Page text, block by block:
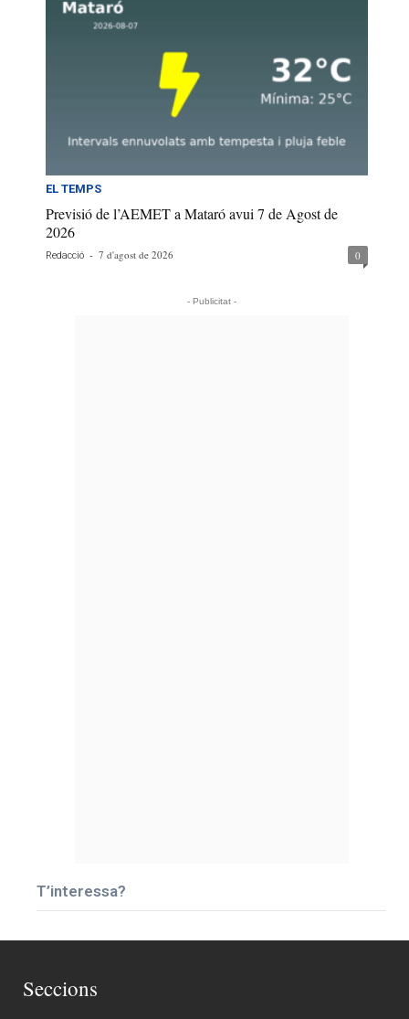
EL TEMPS
Previsió de l’AEMET a Mataró avui 7 de Agost de
2026
Redacció - 7 d'agost de 2026 0
- Publicitat -
T’interessa?
Seccions